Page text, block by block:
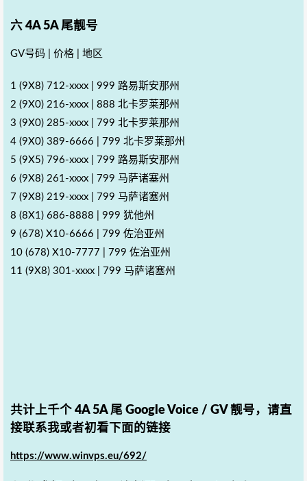
六 4A 5A 尾靓号
GV号码 | 价格 | 地区
1 ‪(9X8) 712-xxxx | ‬999 路易斯安那州
2 ‪(9X0) 216-xxxx‬ | 888 北卡罗莱那州
3 (9X0) 285-xxxx‬ | 799 北卡罗莱那州
4 (9X0) 389-6666‬ | 799 北卡罗莱那州
5 (9X5) 796-xxxx‬ | 799 路易斯安那州
6 ‪(9X8) 261-xxxx | ‬799 马萨诸塞州
7 ‪(9X8) 219-xxxx | 799 马萨诸塞州
‪8 (8X1) 686-8888 | 999 犹他州
9 ‪‪(678) X10-6666‬ | 799 佐治亚州
10‪‪ (678) X10-7777‬ | 799 佐治亚州
11 ‪(9X8) 301-xxxx | ‬799 马萨诸塞州
共计上千个 4A 5A 尾 Google Voice / GV 靓号，请直
接联系我或者初看下面的链接
https://www.winvps.eu/692/